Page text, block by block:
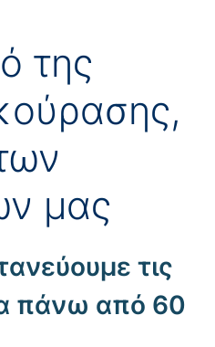
της
μας
τις
πάνω από 60